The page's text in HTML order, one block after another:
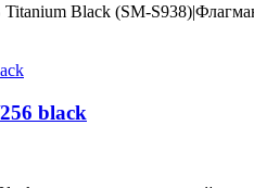
Black (SM-
black